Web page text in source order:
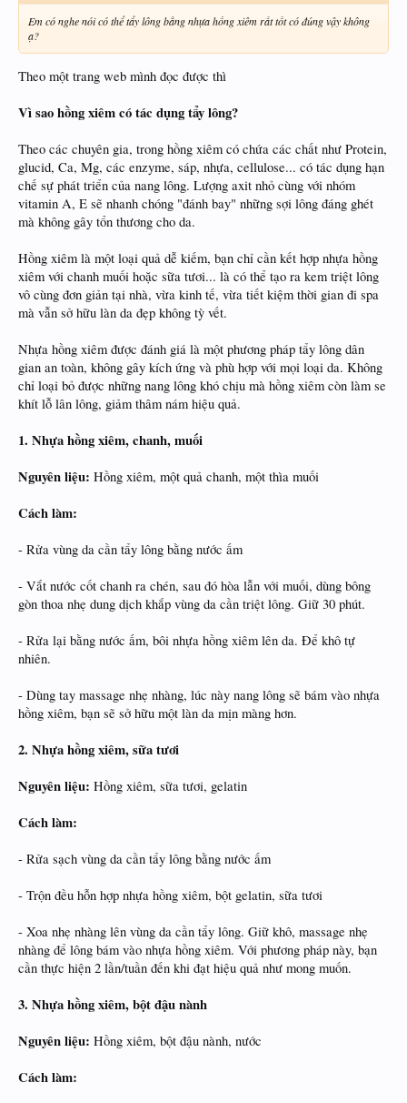
Em có nghe nói có thể tẩy lông bằng nhựa hồng xiêm rất tốt có đúng vậy không
ạ?
Theo một trang web mình đọc được thì
Vì sao hồng xiêm có tác dụng tẩy lông?
Theo các chuyên gia, trong hồng xiêm có chứa các chất như Protein,
glucid, Ca, Mg, các enzyme, sáp, nhựa, cellulose... có tác dụng hạn
chế sự phát triển của nang lông. Lượng axit nhỏ cùng với nhóm
vitamin A, E sẽ nhanh chóng "đánh bay" những sợi lông đáng ghét
mà không gây tổn thương cho da.
Hồng xiêm là một loại quả dễ kiếm, bạn chỉ cần kết hợp nhựa hồng
xiêm với chanh muối hoặc sữa tươi... là có thể tạo ra kem triệt lông
vô cùng đơn giản tại nhà, vừa kinh tế, vừa tiết kiệm thời gian đi spa
mà vẫn sở hữu làn da đẹp không tỳ vết.
Nhựa hồng xiêm được đánh giá là một phương pháp tẩy lông dân
gian an toàn, không gây kích ứng và phù hợp với mọi loại da. Không
chỉ loại bỏ được những nang lông khó chịu mà hồng xiêm còn làm se
khít lỗ lân lông, giảm thâm nám hiệu quả.
1. Nhựa hồng xiêm, chanh, muối
Nguyên liệu: Hồng xiêm, một quả chanh, một thìa muối
Cách làm:
- Rửa vùng da cần tẩy lông bằng nước ấm
- Vắt nước cốt chanh ra chén, sau đó hòa lẫn với muối, dùng bông
gòn thoa nhẹ dung dịch khắp vùng da cần triệt lông. Giữ 30 phút.
- Rửa lại bằng nước ấm, bôi nhựa hồng xiêm lên da. Để khô tự
nhiên.
- Dùng tay massage nhẹ nhàng, lúc này nang lông sẽ bám vào nhựa
hồng xiêm, bạn sẽ sở hữu một làn da mịn màng hơn.
2. Nhựa hồng xiêm, sữa tươi
Nguyên liệu: Hồng xiêm, sữa tươi, gelatin
Cách làm:
- Rửa sạch vùng da cần tẩy lông bằng nước ấm
- Trộn đều hỗn hợp nhựa hồng xiêm, bột gelatin, sữa tươi
- Xoa nhẹ nhàng lên vùng da cần tẩy lông. Giữ khô, massage nhẹ
nhàng để lông bám vào nhựa hồng xiêm. Với phương pháp này, bạn
cần thực hiện 2 lần/tuần đến khi đạt hiệu quả như mong muốn.
3. Nhựa hồng xiêm, bột đậu nành
Nguyên liệu: Hồng xiêm, bột đậu nành, nước
Cách làm: